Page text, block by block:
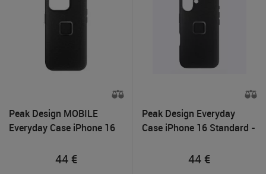
Peak Design MOBILE
Everyday Case iPhone 16
44€
Peak Design Everyday
Case iPhone 16 Standard -
44€